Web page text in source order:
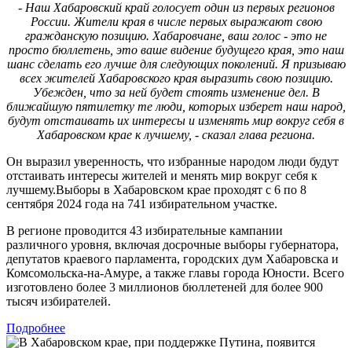
- Наш Хабаровский край голосует один из первых регионов
России. Жители края в числе первых выражают свою
гражданскую позицию. Хабаровчане, ваш голос - это не
просто бюллетень, это ваше видение будущего края, это наш
шанс сделать его лучше для следующих поколений. Я призываю
всех жителей Хабаровского края выразить свою позицию.
Убежден, что за ней будет стоять изменение дел. В
ближайшую пятилетку те люди, которых изберет наш народ,
будут отстаивать их интересы и изменять мир вокруг себя в
Хабаровском крае к лучшему, - сказал глава региона.
Он выразил уверенность, что избранные народом люди будут
отстаивать интересы жителей и менять мир вокруг себя к
лучшему.Выборы в Хабаровском крае проходят с 6 по 8
сентября 2024 года на 741 избирательном участке.
В регионе проводится 43 избирательные кампании
различного уровня, включая досрочные выборы губернатора,
депутатов краевого парламента, городских дум Хабаровска и
Комсомольска-на-Амуре, а также главы города Юности. Всего
изготовлено более 3 миллионов бюллетеней для более 900
тысяч избирателей.
Подробнее